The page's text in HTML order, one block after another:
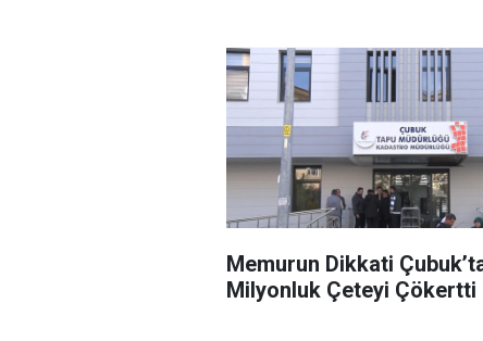
Memurun Dikkati
Milyonluk Çeteyi Çökertti